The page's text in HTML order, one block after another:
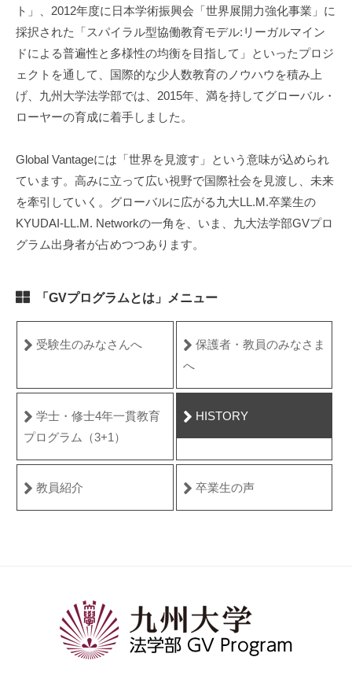
ト」、2012年度に日本学術振興会「世界展開力強化事業」に
採択された「スパイラル型協働教育モデル:リーガルマイン
ドによる普遍性と多様性の均衡を目指して」といったプロジ
ェクトを通して、国際的な少人数教育のノウハウを積み上
げ、九州大学法学部では、2015年、満を持してグローバル・
ローヤーの育成に着手しました。
Global Vantageには「世界を見渡す」という意味が込められ
ています。高みに立って広い視野で国際社会を見渡し、未来
を牽引していく。グローバルに広がる九大LL.M.卒業生の
KYUDAI-LL.M. Networkの一角を、いま、九大法学部GVプロ
グラム出身者が占めつつあります。
「GVプログラムとは」メニュー
受験生のみなさんへ
保護者・教員のみなさま
へ
学士・修士4年一貫教育
プログラム（3+1）
HISTORY
教員紹介 卒業生の声